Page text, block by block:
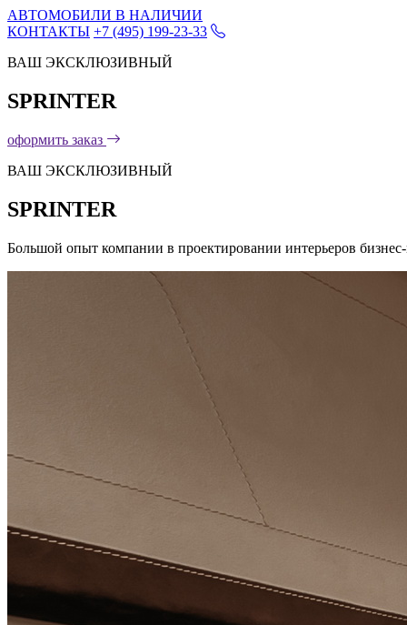
АВТОМОБИЛИ В НАЛИЧИИ
КОНТАКТЫ +7 (495) 199-23-33
ВАШ ЭКСКЛЮЗИВНЫЙ
SPRINTER
оформить заказ
ВАШ ЭКСКЛЮЗИВНЫЙ
SPRINTER
Большой опыт компании в проектировании интерьеров